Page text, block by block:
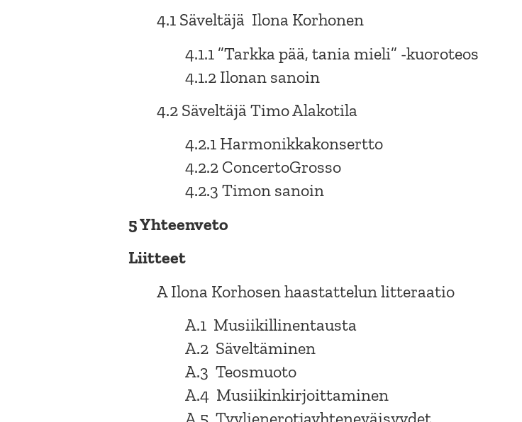
4.1 Säveltäjä Ilona Korhonen
4.1.1 ”Tarkka pää, tania mieli” -kuoroteos
4.1.2 Ilonan sanoin
4.2 Säveltäjä Timo Alakotila
4.2.1 Harmonikkakonsertto
4.2.2 ConcertoGrosso
4.2.3 Timon sanoin
5 Yhteenveto
Liitteet
A Ilona Korhosen haastattelun litteraatio
A.1 Musiikillinentausta
A.2 Säveltäminen
A.3 Teosmuoto
A.4 Musiikinkirjoittaminen